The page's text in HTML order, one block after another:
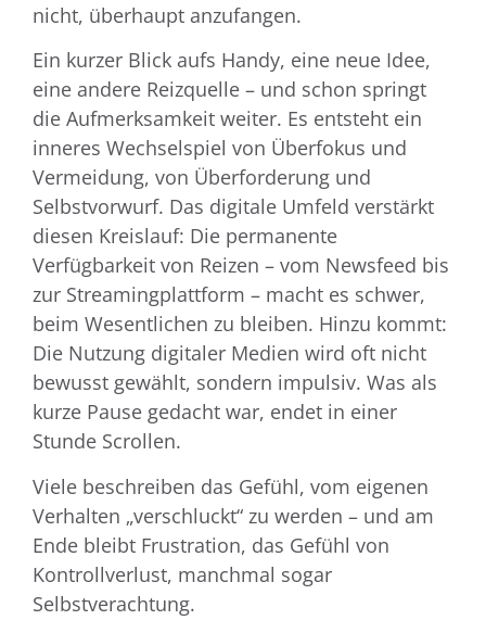
nicht, überhaupt anzufangen.
Ein kurzer Blick aufs Handy, eine neue Idee,
eine andere Reizquelle – und schon springt
die Aufmerksamkeit weiter. Es entsteht ein
inneres Wechselspiel von Überfokus und
Vermeidung, von Überforderung und
Selbstvorwurf. Das digitale Umfeld verstärkt
diesen Kreislauf: Die permanente
Verfügbarkeit von Reizen – vom Newsfeed bis
zur Streamingplattform – macht es schwer,
beim Wesentlichen zu bleiben. Hinzu kommt:
Die Nutzung digitaler Medien wird oft nicht
bewusst gewählt, sondern impulsiv. Was als
kurze Pause gedacht war, endet in einer
Stunde Scrollen.
Viele beschreiben das Gefühl, vom eigenen
Verhalten „verschluckt“ zu werden – und am
Ende bleibt Frustration, das Gefühl von
Kontrollverlust, manchmal sogar
Selbstverachtung.